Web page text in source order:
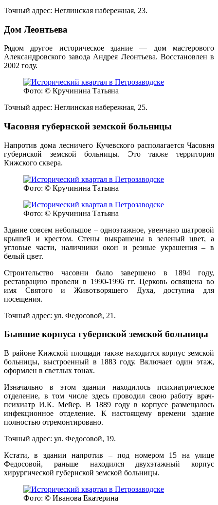
Точный адрес: Неглинская набережная, 23.
Дом Леонтьева
Рядом другое историческое здание — дом мастерового
Александровского завода Андрея Леонтьева. Восстановлен в
2002 году.
Фото: © Кручинина Татьяна
Точный адрес: Неглинская набережная, 25.
Часовня губернской земской больницы
Напротив дома лесничего Кучевского располагается Часовня
губернской земской больницы. Это также территория
Кижского сквера.
Фото: © Кручинина Татьяна
Фото: © Кручинина Татьяна
Здание совсем небольшое – одноэтажное, увенчано шатровой
крышей и крестом. Стены выкрашены в зеленый цвет, а
угловые части, наличники окон и резные украшения – в
белый цвет.
Строительство часовни было завершено в 1894 году,
реставрацию провели в 1990-1996 гг. Церковь освящена во
имя Святого и Животворящего Духа, доступна для
посещения.
Точный адрес: ул. Федосовой, 21.
Бывшие корпуса губернской земской больницы
В районе Кижской площади также находится корпус земской
больницы, выстроенный в 1883 году. Включает один этаж,
оформлен в светлых тонах.
Изначально в этом здании находилось психиатрическое
отделение, в том числе здесь проводил свою работу врач-
психиатр И.К. Мейер. В 1889 году в корпусе размещалось
инфекционное отделение. К настоящему времени здание
полностью отремонтировано.
Точный адрес: ул. Федосовой, 19.
Кстати, в здании напротив – под номером 15 на улице
Федосовой, раньше находился двухэтажный корпус
хирургической губернской земской больницы.
Фото: © Иванова Екатерина